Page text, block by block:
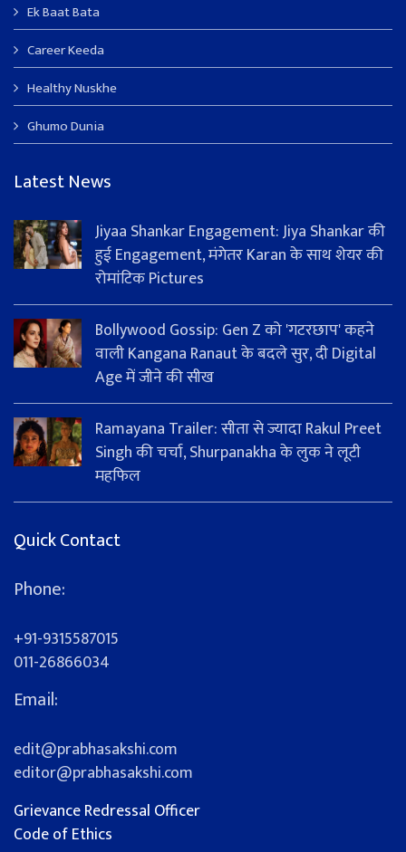
Ek Baat Bata
Career Keeda
Healthy Nuskhe
Ghumo Dunia
Latest News
Jiyaa Shankar Engagement: Jiya Shankar की
हुई Engagement, मंगेतर Karan के साथ शेयर की
रोमांटिक Pictures
Bollywood Gossip: Gen Z को 'गटरछाप' कहने
वाली Kangana Ranaut के बदले सुर, दी Digital
Age में जीने की सीख
Ramayana Trailer: सीता से ज्यादा Rakul Preet
Singh की चर्चा, Shurpanakha के लुक ने लूटी
महफिल
Quick Contact
Phone:
+91-9315587015
011-26866034
Email:
edit@prabhasakshi.com
editor@prabhasakshi.com
Grievance Redressal Officer
Code of Ethics